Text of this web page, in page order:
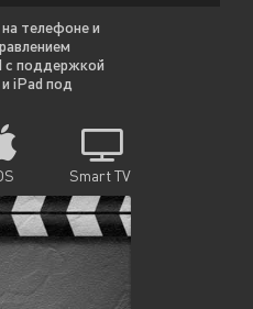
телефоне и
с поддержкой
iPad под
Smart TV